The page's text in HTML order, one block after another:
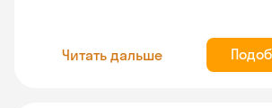
Читать дальше